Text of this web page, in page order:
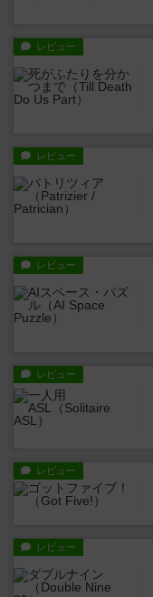
レビュー
レビュー
レビュー
レビュー
レビュー
レビュー